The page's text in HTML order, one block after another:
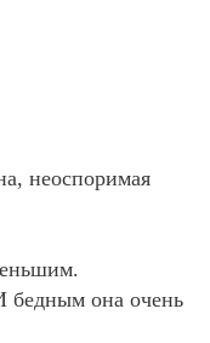
неоспоримая
она очень